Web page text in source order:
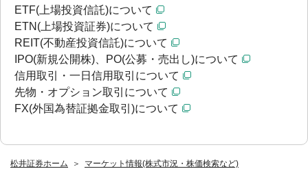
松井証券ホーム
マーケット情報(株式市況・株価検索など)
ETF(上場投資信託)について
ETN(上場投資証券)について
REIT(不動産投資信託)について
IPO(新規公開株)、PO(公募・売出し)について
信用取引・一日信用取引について
先物・オプション取引について
FX(外国為替証拠金取引)について